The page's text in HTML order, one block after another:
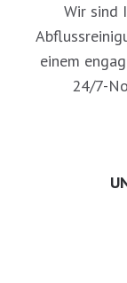
Wir sind
einem
24/7-